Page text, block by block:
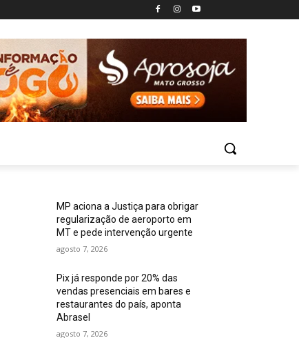
MP aciona a Justiça para obrigar
regularização de aeroporto em
MT e pede intervenção urgente
agosto 7, 2026
Pix já responde por 20% das
vendas presenciais em bares e
restaurantes do país, aponta
Abrasel
agosto 7, 2026